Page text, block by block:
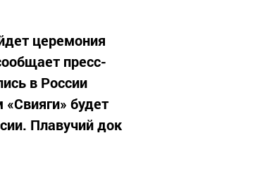
церемония
пресс-
в России
будет
Плавучий док